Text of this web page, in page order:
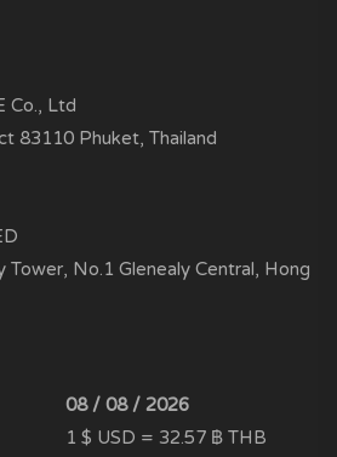
Co., Ltd
83110 Phuket, Thailand
Tower, No.1 Glenealy Central, Hong
08 / 08 / 2026
1 $ USD = 32.57 ฿ THB